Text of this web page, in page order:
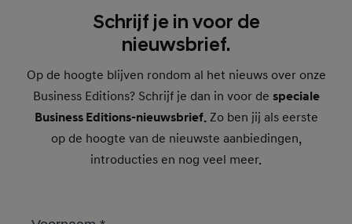
Schrijf je in voor de
nieuwsbrief.
Op de hoogte blijven rondom al het nieuws over onze
Business Editions? Schrijf je dan in voor de speciale
Business Editions-nieuwsbrief.Zo ben jij als eerste
op de hoogte van de nieuwste aanbiedingen,
introducties en nog veel meer.